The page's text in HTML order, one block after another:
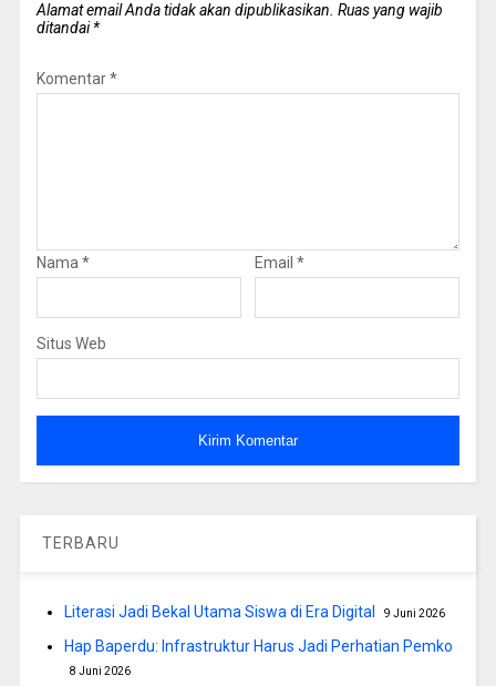
Alamat email Anda tidak akan dipublikasikan. Ruas yang wajib
ditandai*
Komentar*
Nama* Email *
Situs Web
TERBARU
Literasi Jadi Bekal Utama Siswa di Era Digital 9 Juni 2026
Hap Baperdu: Infrastruktur Harus Jadi Perhatian Pemko
8 Juni 2026